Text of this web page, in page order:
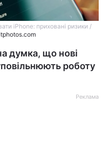
iPhone: приховані ризики /
думка, що нові
роботу
Реклама